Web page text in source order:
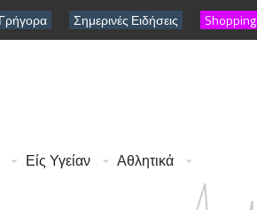
Σημερινές Ειδήσεις Shopping
Είς Υγείαν
Αθλητικά